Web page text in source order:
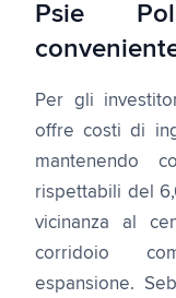
Psie
Per gli
offre costi di
mantenendo
rispettabili del
vicinanza al
corridoio
espansione.